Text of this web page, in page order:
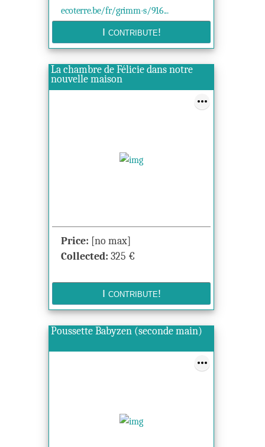
ecoterre.be/fr/grimm-s/916...
La chambre de Félicie dans notre
nouvelle maison
Price: [no max]
Collected: 325 €
Poussette Babyzen (seconde main)